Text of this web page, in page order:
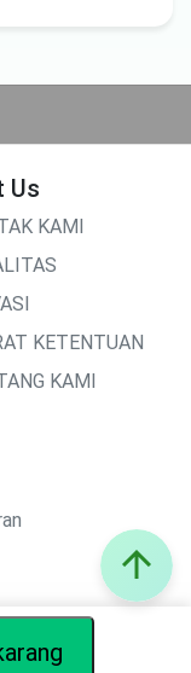
Us
KAMI
KETENTUAN
KAMI
arrow_upward